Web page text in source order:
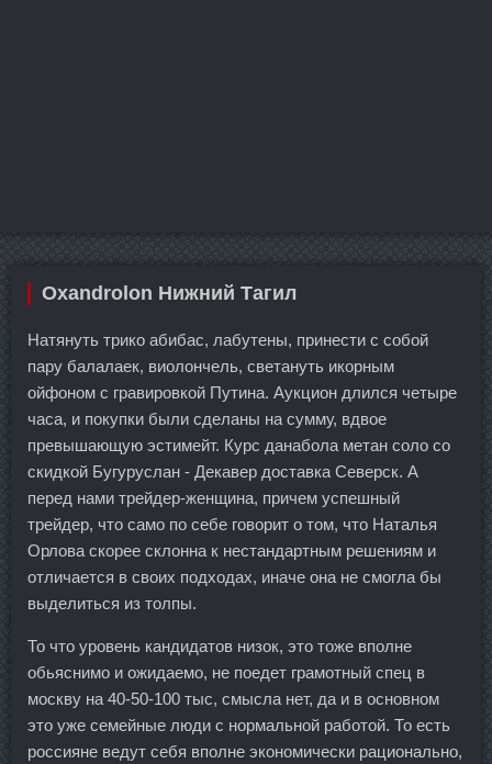
Oxandrolon Нижний Тагил
Натянуть трико абибас, лабутены, принести с собой
пару балалаек, виолончель, светануть икорным
ойфоном с гравировкой Путина. Аукцион длился четыре
часа, и покупки были сделаны на сумму, вдвое
превышающую эстимейт. Курс данабола метан соло со
скидкой Бугуруслан - Декавер доставка Северск. А
перед нами трейдер-женщина, причем успешный
трейдер, что само по себе говорит о том, что Наталья
Орлова скорее склонна к нестандартным решениям и
отличается в своих подходах, иначе она не смогла бы
выделиться из толпы.
То что уровень кандидатов низок, это тоже вполне
обьяснимо и ожидаемо, не поедет грамотный спец в
москву на 40-50-100 тыс, смысла нет, да и в основном
это уже семейные люди с нормальной работой. То есть
россияне ведут себя вполне экономически рационально,